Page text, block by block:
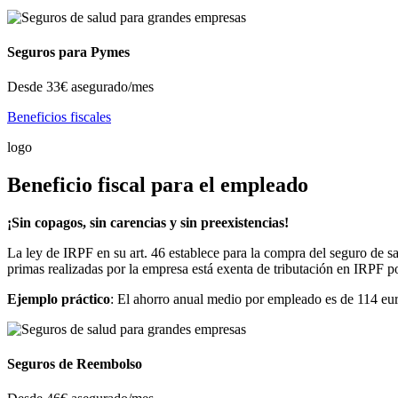
Seguros para Pymes
Desde 33€ asegurado/mes
Beneficios fiscales
logo
Beneficio fiscal para el empleado
¡Sin copagos, sin carencias y sin preexistencias!
La ley de IRPF en su art. 46 establece para la compra del seguro de
primas realizadas por la empresa está exenta de tributación en IRPF
Ejemplo práctico: El ahorro anual medio por empleado es de 114
Seguros de Reembolso